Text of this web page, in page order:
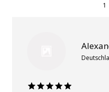
1